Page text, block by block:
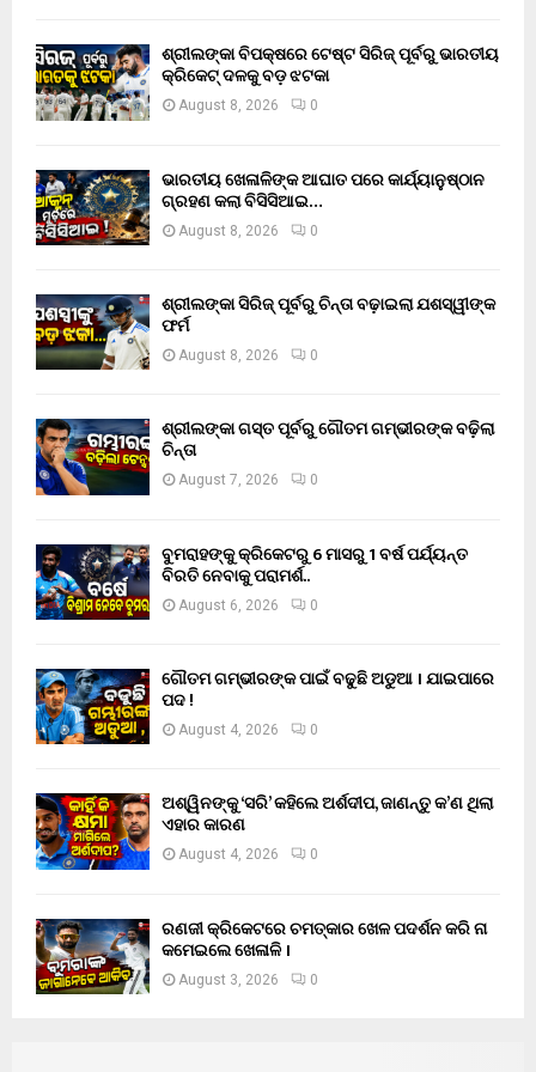
ଶ୍ରୀଲଙ୍କା ବିପକ୍ଷରେ ଟେଷ୍ଟ ସିରିଜ୍ ପୂର୍ବରୁ ଭାରତୀୟ
କ୍ରିକେଟ୍ ଦଳକୁ ବଡ଼ ଝଟକା
August 8, 2026 0
ଭାରତୀୟ ଖେଳାଳିଙ୍କ ଆଘାତ ପରେ କାର୍ଯ୍ୟାନୁଷ୍ଠାନ
ଗ୍ରହଣ କଲା ବିସିସିଆଇ…
August 8, 2026 0
ଶ୍ରୀଲଙ୍କା ସିରିଜ୍ ପୂର୍ବରୁ ଚିନ୍ତା ବଢ଼ାଇଲା ଯଶସ୍ୱୀଙ୍କ
ଫର୍ମ
August 8, 2026 0
ଶ୍ରୀଲଙ୍କା ଗସ୍ତ ପୂର୍ବରୁ ଗୌତମ ଗମ୍ଭୀରଙ୍କ ବଢ଼ିଲା
ଚିନ୍ତା
August 7, 2026 0
ବୁମରାହଙ୍କୁ କ୍ରିକେଟରୁ 6 ମାସରୁ 1 ବର୍ଷ ପର୍ଯ୍ୟନ୍ତ
ବିରତି ନେବାକୁ ପରାମର୍ଶ..
August 6, 2026 0
ଗୌତମ ଗମ୍ଭୀରଙ୍କ ପାଇଁ ବଢୁଛି ଅଡୁଆ । ଯାଇପାରେ
ପଦ !
August 4, 2026 0
ଅଶ୍ୱିନଙ୍କୁ ‘ସରି’ କହିଲେ ଅର୍ଶଦୀପ, ଜାଣନ୍ତୁ କ’ଣ ଥିଲା
ଏହାର କାରଣ
August 4, 2026 0
ରଣଜୀ କ୍ରିକେଟରେ ଚମତ୍କାର ଖେଳ ପଦର୍ଶନ କରି ନା
କମେଇଲେ ଖେଳାଳି ।
August 3, 2026 0